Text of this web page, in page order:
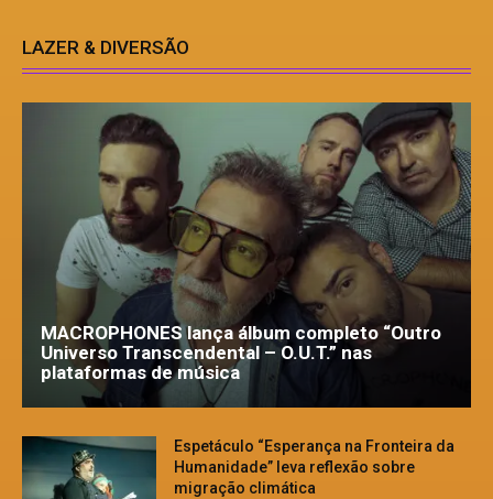
LAZER & DIVERSÃO
MACROPHONES lança álbum completo “Outro
Universo Transcendental – O.U.T.” nas
plataformas de música
Espetáculo “Esperança na Fronteira da
Humanidade” leva reflexão sobre
migração climática